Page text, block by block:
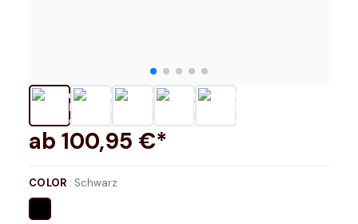
ab 100,95 €*
COLOR : Schwarz